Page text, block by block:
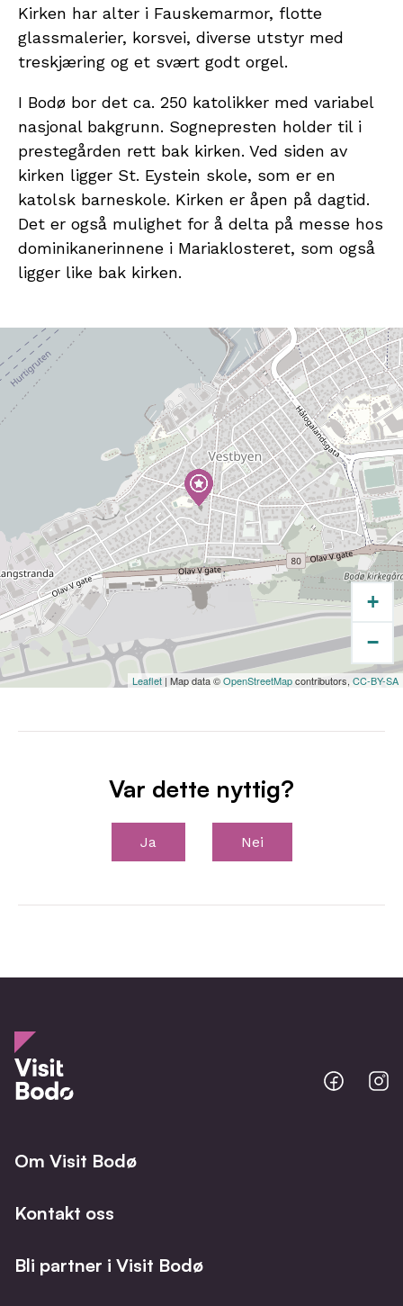
Kirken har alter i Fauskemarmor, flotte
glassmalerier, korsvei, diverse utstyr med
treskjæring og et svært godt orgel.
I Bodø bor det ca. 250 katolikker med variabel
nasjonal bakgrunn. Sognepresten holder til i
prestegården rett bak kirken. Ved siden av
kirken ligger St. Eystein skole, som er en
katolsk barneskole. Kirken er åpen på dagtid.
Det er også mulighet for å delta på messe hos
dominikanerinnene i Mariaklosteret, som også
ligger like bak kirken.
+
−
Leaflet | Map data ©OpenStreetMapcontributors, CC-BY-SA
Var dette nyttig?
Ja Nei
Bodo
@
Om Visit Bodø
Kontakt oss
Bli partner i Visit Bodø